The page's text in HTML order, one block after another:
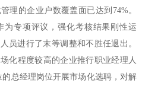
理的企业户数覆盖面已达到74%。
为专项评议，强化考核结果刚性运
员进行了末等调整和不胜任退出。
化程度较高的企业推行职业经理人
总经理岗位开展市场化选聘，对解